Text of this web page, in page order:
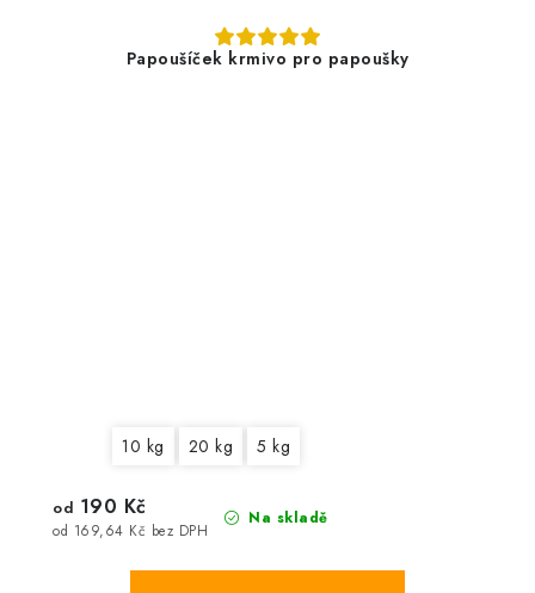
Papoušíček krmivo pro papoušky
10 kg 20 kg 5 kg
Na skladě
od 169,64 Kč bez DPH
od 190 Kč